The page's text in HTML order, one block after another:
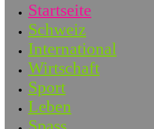
Startseite
Schweiz
International
Wirtschaft
Sport
Leben